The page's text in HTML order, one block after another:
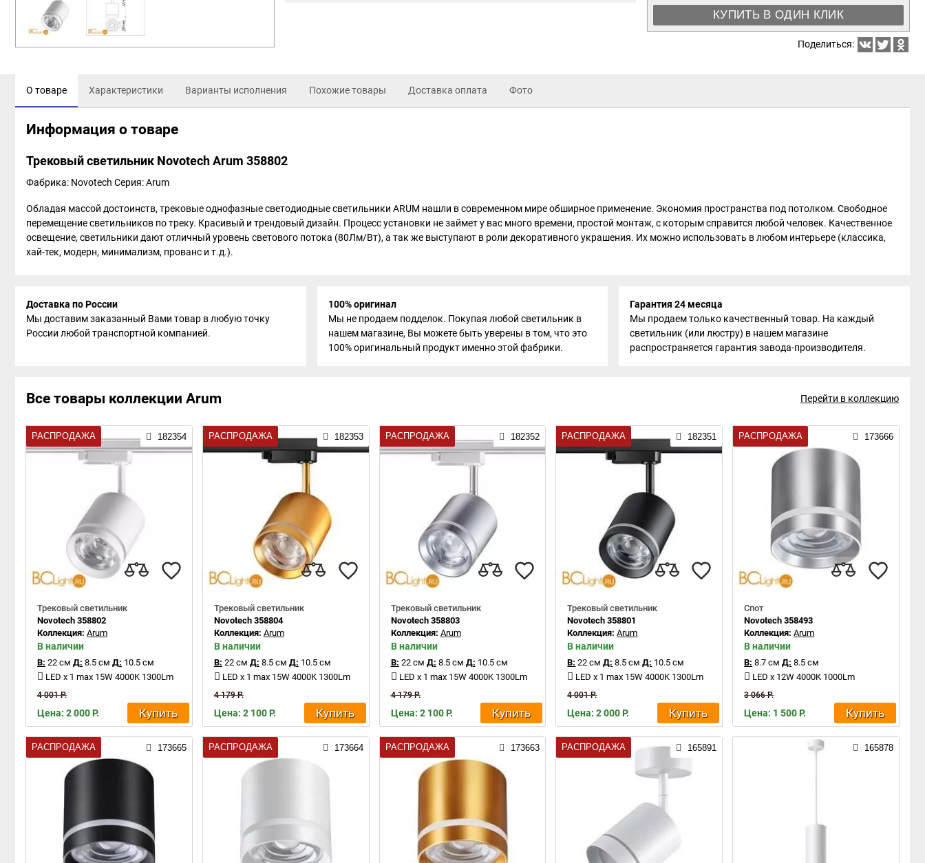
КУПИТЬ В ОДИН КЛИК
Поделиться:
О товаре Характеристики Варианты исполнения Похожие товары Доставка оплата Фото
Информация о товаре
Трековый светильник Novotech Arum 358802
Фабрика: Novotech Серия: Arum
Обладая массой достоинств, трековые однофазные светодиодные светильники ARUM нашли в современном мире обширное применение. Экономия пространства под потолком. Свободное
перемещение светильников по треку. Красивый и трендовый дизайн. Процесс установки не займет у вас много времени, простой монтаж, с которым справится любой человек. Качественное
освещение, светильники дают отличный уровень светового потока (80Лм/Вт), а так же выступают в роли декоративного украшения. Их можно использовать в любом интерьере (классика,
хай-тек, модерн, минимализм, прованс и т.д.).
Доставка по России
Мы доставим заказанный Вами товар в любую точку
России любой транспортной компанией.
100% оригинал
Мы не продаем подделок. Покупая любой светильник в
нашем магазине, Вы можете быть уверены в том, что это
100% оригинальный продукт именно этой фабрики.
Гарантия 24 месяца
Мы продаем только качественный товар. На каждый
светильник (или люстру) в нашем магазине
распространяется гарантия завода-производителя.
Все товары коллекции Arum Перейти в коллекцию
РАСПРОДАЖА 182354
Трековый светильник
Novotech 358802
Коллекция: Arum
В наличии
В: 22 см Д: 8.5 см Д: 10.5 см
LED x 1 max 15W 4000K 1300Lm
4 001 Р.
Цена: 2 000 Р. Купить
РАСПРОДАЖА 182353
Трековый светильник
Novotech 358804
Коллекция: Arum
В наличии
В: 22 см Д: 8.5 см Д: 10.5 см
LED x 1 max 15W 4000K 1300Lm
4 179 Р.
Цена: 2 100 Р. Купить
РАСПРОДАЖА 182352
Трековый светильник
Novotech 358803
Коллекция: Arum
В наличии
В: 22 см Д: 8.5 см Д: 10.5 см
LED x 1 max 15W 4000K 1300Lm
4 179 Р.
Цена: 2 100 Р. Купить
РАСПРОДАЖА 182351
Трековый светильник
Novotech 358801
Коллекция:Arum
В наличии
В: 22 см Д: 8.5 см Д: 10.5 см
LED x 1 max 15W 4000K 1300Lm
4 001 Р.
Цена: 2 000 Р. Купить
РАСПРОДАЖА 173666
Спот
Novotech 358493
Коллекция:Arum
В наличии
В: 8.7 см Д: 8.5 см
LED x 12W 4000K 1000Lm
3 066 Р.
Цена: 1 500 Р. Купить
РАСПРОДАЖА 173665 РАСПРОДАЖА 173664 РАСПРОДАЖА 173663 РАСПРОДАЖА 165891 165878